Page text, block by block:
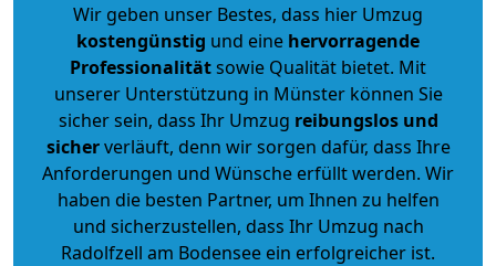
Wir geben unser Bestes, dass hier Umzug
kostengünstig und eine hervorragende
Professionalitätsowie Qualität bietet. Mit
unserer Unterstützung in Münster können Sie
sicher sein, dass Ihr Umzug reibungslos und
sicherverläuft, denn wir sorgen dafür, dass Ihre
Anforderungen und Wünsche erfüllt werden. Wir
haben die besten Partner, um Ihnen zu helfen
und sicherzustellen, dass Ihr Umzug nach
Radolfzell am Bodensee ein erfolgreicher ist.